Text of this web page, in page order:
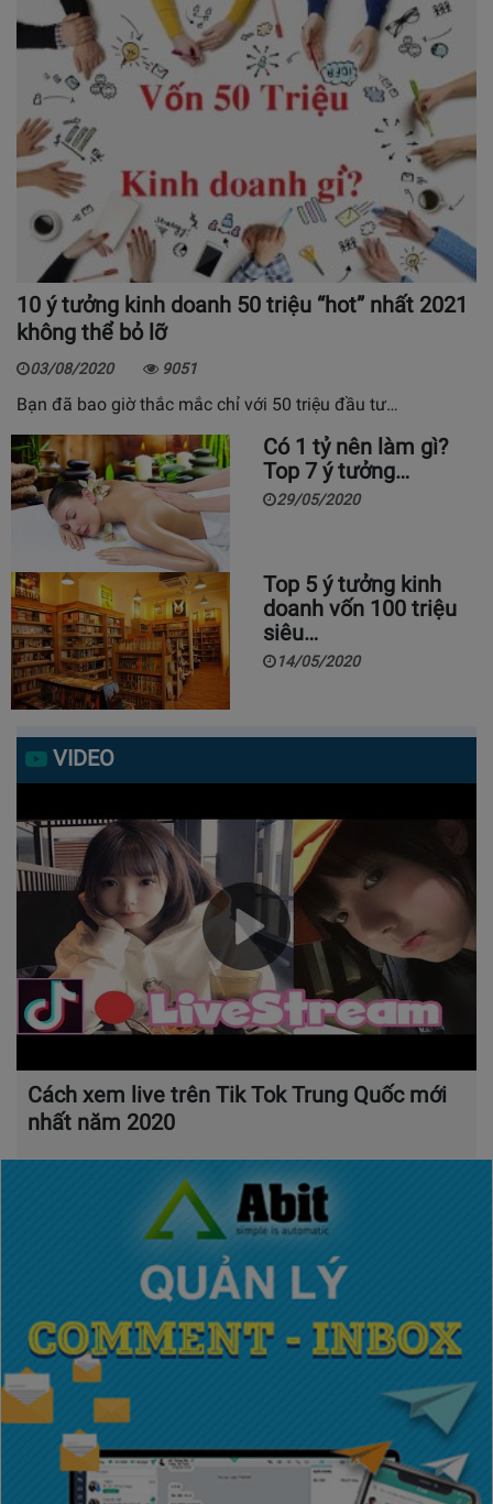
10 ý tưởng kinh doanh 50 triệu “hot” nhất 2021
không thể bỏ lỡ
03/08/2020 9051
Bạn đã bao giờ thắc mắc chỉ với 50 triệu đầu tư…
Có 1 tỷ nên làm gì?
Top 7 ý tưởng…
29/05/2020
Top 5 ý tưởng kinh
doanh vốn 100 triệu
siêu…
14/05/2020
VIDEO
Cách xem live trên Tik Tok Trung Quốc mới
nhất năm 2020